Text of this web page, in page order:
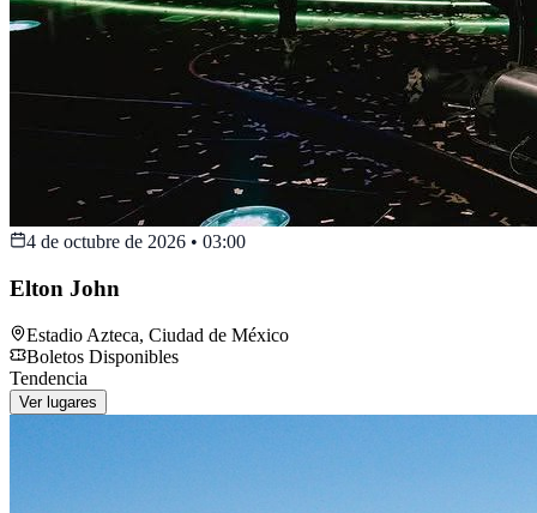
4 de octubre de 2026 • 03:00
Elton John
Estadio Azteca, Ciudad de México
Boletos Disponibles
Tendencia
Ver lugares